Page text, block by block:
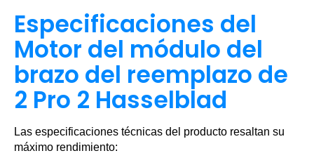
Especificaciones del
Motor del módulo del
brazo del reemplazo de
2 Pro 2 Hasselblad
Las especificaciones técnicas del producto resaltan su
máximo rendimiento: